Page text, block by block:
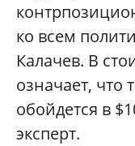
ко всем
Калачев. В
означает, что
обойдется в
эксперт.